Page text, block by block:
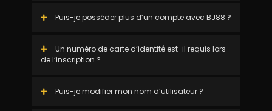
Puis-je posséder plus d’un compte avec BJ88 ?
Un numéro de carte d’identité est-il requis lors
de l’inscription ?
Puis-je modifier mon nom d’utilisateur ?